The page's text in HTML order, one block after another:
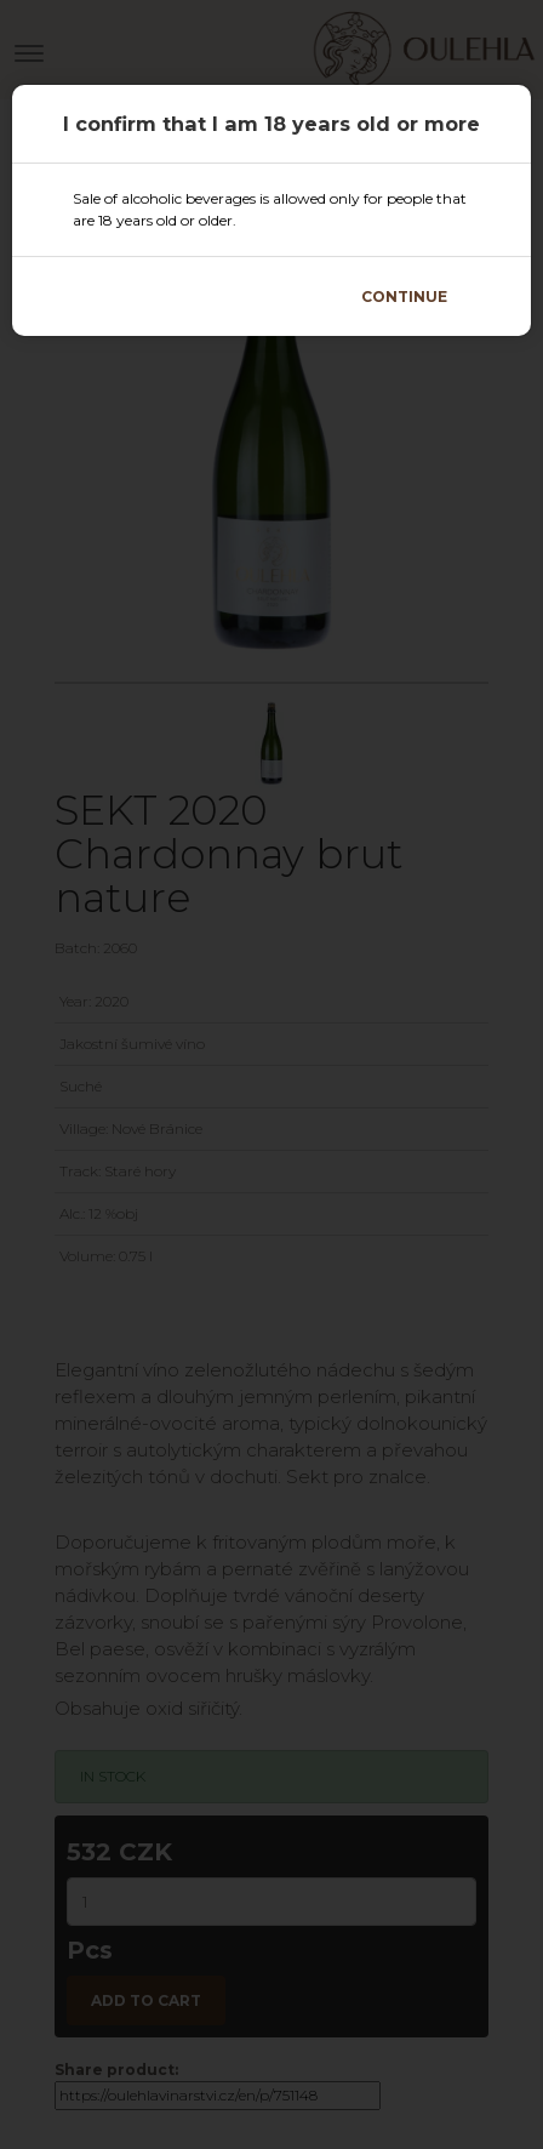
I confirm that I am 18 years old or more
Sale of alcoholic beverages is allowed only for people that
are 18 years old or older.
CONTINUE
SEKT 2020
Chardonnay brut
nature
Batch: 2060
Year: 2020
Jakostní šumivé víno
Suché
Village: Nové Bránice
Track: Staré hory
Alc.: 12 %obj
Volume: 0.75 l
Elegantní víno zelenožlutého nádechu s šedým
reflexem a dlouhým jemným perlením, pikantní
minerálné-ovocité aroma, typický dolnokounický
terroir s autolytickým charakterem a převahou
železitých tónů v dochuti. Sekt pro znalce.
Doporučujeme k fritovaným plodům moře, k
mořským rybám a pernaté zvěřině s lanýžovou
nádivkou. Doplňuje tvrdé vánoční deserty
zázvorky, snoubí se s pařenými sýry Provolone,
Bel paese, osvěží v kombinaci s vyzrálým
sezonním ovocem hrušky máslovky.
Obsahuje oxid siřičitý.
IN STOCK
532 CZK
Pcs
ADD TO CART
Share product: